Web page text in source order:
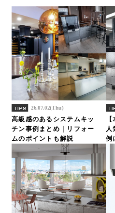
TIPS 26.07.02(Thu)
高級感のあるシステムキッ
チン事例まとめ｜リフォー
ムのポイントも解説
例